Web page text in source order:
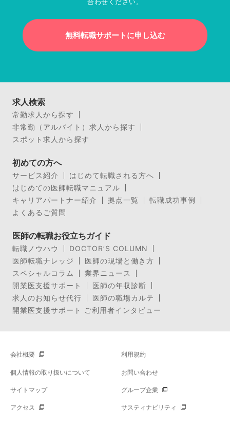
合わせください。
無料転職サポートに申し込む
求人検索
常勤求人から探す
非常勤（アルバイト）求人から探す
スポット求人から探す
初めての方へ
サービス紹介
はじめて転職される方へ
はじめての医師転職マニュアル
キャリアパートナー紹介
拠点一覧
転職成功事例
よくあるご質問
医師の転職お役立ちガイド
転職ノウハウ
DOCTOR’S COLUMN
医師転職ナレッジ
医師の現場と働き方
スペシャルコラム
業界ニュース
開業医支援サポート
医師の年収診断
求人のお知らせ代行
医師の職場カルテ
開業医支援サポート ご利用者インタビュー
会社概要 利用規約
個人情報の取り扱いについて お問い合わせ
サイトマップ グループ企業
アクセス サスティナビリティ